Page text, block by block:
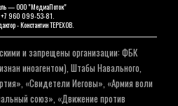
— ООО "МедиаПоток"
+7 960 099-53-81.
- Константин ТЕРЕХОВ.
и запрещены организации: ФБК
иноагентом), Штабы Навального,
«Свидетели Иеговы», «Армия воли
союз», «Движение против